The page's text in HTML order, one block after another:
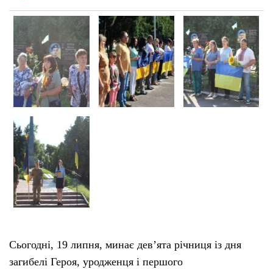
Сьогодні, 19 липня, минає дев’ята річниця із дня
загибелі Героя, уродженця і першого